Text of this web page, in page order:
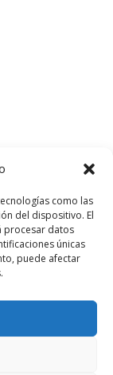
como las
del dispositivo. El
procesar datos
únicas
puede afectar